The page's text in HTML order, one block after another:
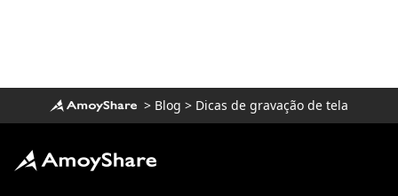
> Blog > Dicas de gravação de tela